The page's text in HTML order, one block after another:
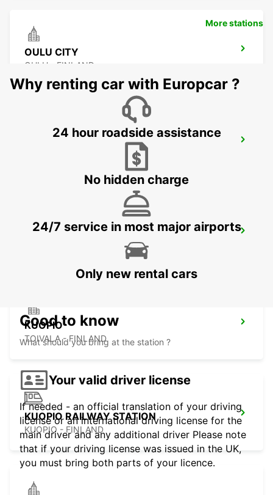
OULU CITY
OULU - FINLAND
KUOPIO AIRPORT
KUOPIO
TOIVALA - FINLAND
KUOPIO RAILWAY STATION
KUOPIO - FINLAND
More stations
Why renting car with Europcar ?
24 hour roadside assistance
No hidden charge
24/7 service in most major airports
Only new rental cars
Good to know
What should you bring at the station ?
Your valid driver license
If needed - an official translation of your driving
license or an international driving license for the
main driver and any additional driver Please note
that if your driving license was issued in the UK,
you must bring both parts of your licence.